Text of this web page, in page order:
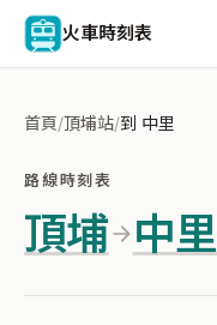
火車時刻表
首頁/頂埔站/到 中里
路線時刻表
頂埔 中里